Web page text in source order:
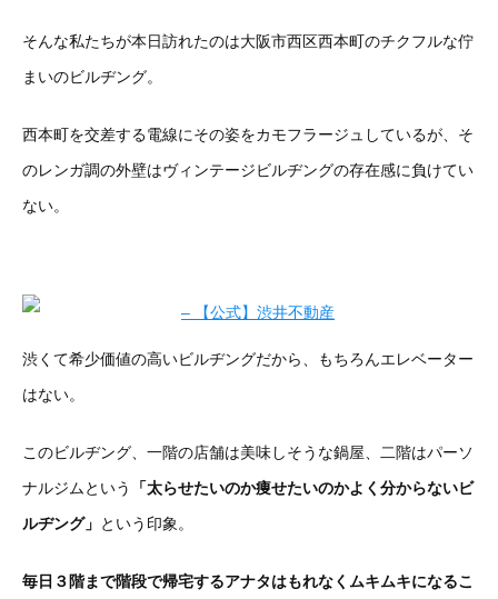
そんな私たちが本日訪れたのは大阪市西区西本町のチクフルな佇
まいのビルヂング。
西本町を交差する電線にその姿をカモフラージュしているが、そ
のレンガ調の外壁はヴィンテージビルヂングの存在感に負けてい
ない。
渋くて希少価値の高いビルヂングだから、もちろんエレベーター
はない。
このビルヂング、一階の店舗は美味しそうな鍋屋、二階はパーソ
ナルジムという
「太らせたいのか痩せたいのかよく分からないビ
ルヂング」 という印象。
毎日３階まで階段で帰宅するアナタはもれなくムキムキになるこ